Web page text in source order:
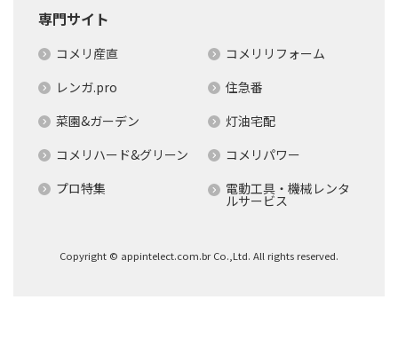
専門サイト
コメリ産直
コメリリフォーム
レンガ.pro
住急番
菜園&ガーデン
灯油宅配
コメリハード&グリーン
コメリパワー
プロ特集
電動工具・機械レンタ
ルサービス
Copyright © appintelect.com.br Co.,Ltd. All rights reserved.